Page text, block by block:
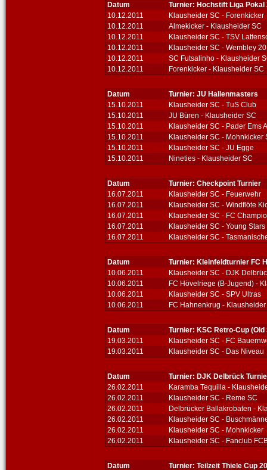
Datum
Turnier: Hochstift Liga Pokal
10.12.2011
Klausheider SC - Forenkicker
10.12.2011
Almekicker - Klausheider SC
10.12.2011
Klausheider SC - TSV
10.12.2011
Klausheider SC - Wembley
10.12.2011
SC Futsalinho - Klausheider
10.12.2011
Forenkicker - Klausheider SC
Datum
Turnier: JU Hallenmasters
15.10.2011
Klausheider SC - TuS Club
15.10.2011
JU Büren - Klausheider SC
15.10.2011
Klausheider SC - Pader Ems
15.10.2011
Klausheider SC - Mohnkicker
15.10.2011
Klausheider SC - JU Egge
15.10.2011
Nineties - Klausheider SC
Datum
Turnier: Checkpoint Turnier
16.07.2011
Klausheider SC - Feuerwehr
16.07.2011
Klausheider SC - Windflöte
16.07.2011
Klausheider SC - FC
16.07.2011
Klausheider SC - Young Stars
16.07.2011
Klausheider SC -
Datum
Turnier: Kleinfeldturnier FC
10.06.2011
Klausheider SC - DJK
10.06.2011
FC Hövelriege (B-Jugend) -
10.06.2011
Klausheider SC - SPV Ultras
10.06.2011
FC Hahnenkrug -
Datum
Turnier: KSC Retro-Cup (Old
19.03.2011
Klausheider SC - FC
19.03.2011
Klausheider SC - Das Niveau
Datum
Turnier: DJK Delbrück
26.02.2011
Karamba Tequilla -
26.02.2011
Klausheider SC - Reme SC
26.02.2011
Delbrücker Ballakrobaten -
26.02.2011
Klausheider SC -
26.02.2011
Klausheider SC - Mohnkicker
26.02.2011
Klausheider SC - Fanclub
Datum Turnier: Teilzeit Thiele Cup